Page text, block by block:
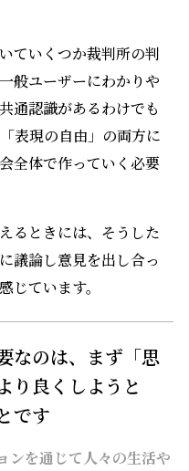
ていくつか裁判所の判
般ユーザーにわかりや
通認識があるわけでも
表現の自由」の両方に
全体で作っていく必要
るときには、そうした
議論し意見を出し合っ
じています。
なのは、まず「思
り良くしようと
です
を通じて人々の生活や